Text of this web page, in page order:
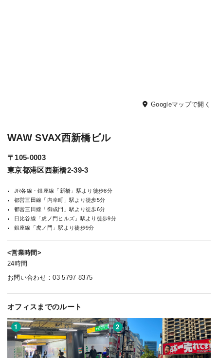
Googleマップで開く
WAW SVAX西新橋ビル
〒105-0003
東京都港区西新橋2-39-3
JR各線・銀座線「新橋」駅より徒歩8分
都営三田線「内幸町」駅より徒歩5分
都営三田線「御成門」駅より徒歩6分
日比谷線「虎ノ門ヒルズ」駅より徒歩9分
銀座線「虎ノ門」駅より徒歩9分
<営業時間>
24時間
お問い合わせ：03-5797-8375
オフィスまでのルート
1 2